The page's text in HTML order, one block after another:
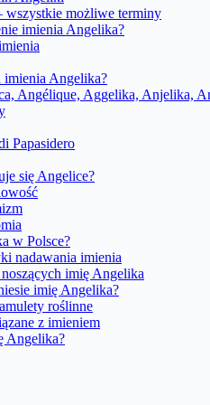
możliwe terminy
imienia Angelika?
imienia Angelika?
Angélique, Aggelika, Anjelika,
Papasidero
się Angelice?
w Polsce?
nadawania imienia
imię Angelika
imię Angelika?
roślinne
z imieniem
Angelika?